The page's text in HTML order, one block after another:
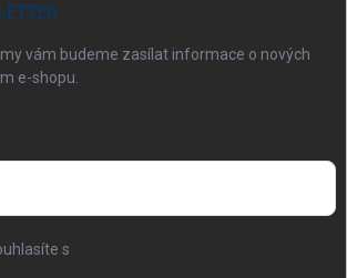
vám budeme zasílat informace o nových
e-shopu.
s